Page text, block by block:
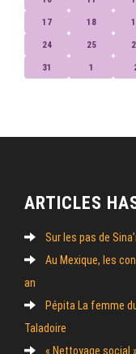
17 18
24 25
31 1
ARTICLES
Sur les pas de
Au Mexique, les
an
Pépita La femme
Taladoire
« Nettoyage social